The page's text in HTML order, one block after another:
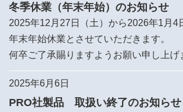
冬季休業（年末年始）のお知らせ
2025年12月27日（土）から2026年1月4
年末年始休業とさせていただきます。
何卒ご了承賜りますようお願い申し上げ
2025年6月6日
PRO社製品 取扱い終了のお知らせ